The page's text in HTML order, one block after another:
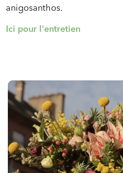
anigosanthos.
Ici pour l'entretien